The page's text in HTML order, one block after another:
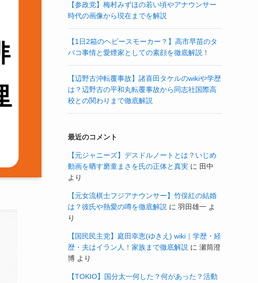
【参政党】梅村みずほの若い頃やアナウンサー
時代の画像から現在までを解説
【1日2箱のヘビースモーカー？】高市早苗のタ
バコ事情と愛煙家としての素顔を徹底解説！
【辺野古沖転覆事故】諸喜田タケルのwikiや学歴
は？辺野古の平和丸転覆事故から同志社国際高
校との関わりまで徹底解説
最近のコメント
【元ジャニーズ】デスドルノートとは？いじめ
動画を晒す磨童まさを氏の正体と真実 に 田中
より
【元女流棋士フジアナウンサー】竹俣紅の結婚
は？彼氏や熱愛の噂を徹底解説 に 羽田雄一 よ
り
【国民民主党】庭田幸恵(ゆきえ) wiki｜学歴・経
歴・夫はイラン人！家族まで徹底解説 に 瀬筒澄
博 より
【TOKIO】国分太一何した？何があった？活動